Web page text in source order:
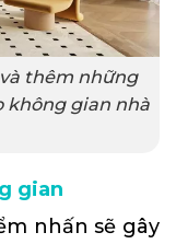
thêm những
không gian nhà
gian
nhấn sẽ gây